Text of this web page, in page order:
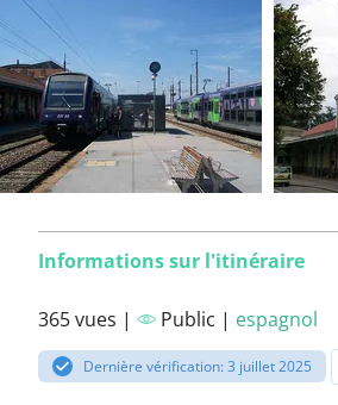
Informations sur l'itinéraire
365 vues | Public | espagnol
Dernière vérification: 3 juillet 2025